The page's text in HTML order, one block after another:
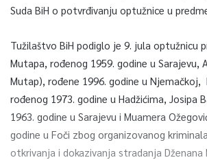
Suda BiH o potvrđivanju optužnice u
Tužilaštvo BiH podiglo je 9. jula optužnicu
Mutapa, rođenog 1959. godine u Sarajevu,
Mutap), rođene 1996. godine u Njemačkoj,
rođenog 1973. godine u Hadžićima, Josipa
1963. godine u Sarajevu i Muamera
godine u Foči zbog organizovanog
otkrivanja i dokazivanja stradanja Dženana